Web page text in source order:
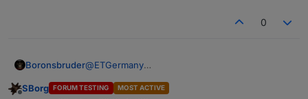
0
Boronsbruder@ETGermany
SBorg FORUM TESTING MOST ACTIVE